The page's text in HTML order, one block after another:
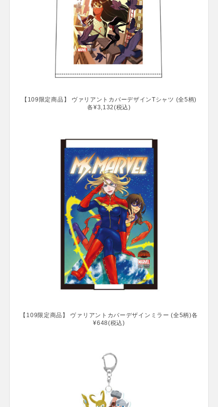
【109限定商品】 ヴァリアントカバーデザインTシャツ (全5柄)
各¥3,132(税込)
【109限定商品】 ヴァリアントカバーデザインミラー (全5柄)各
¥648(税込)